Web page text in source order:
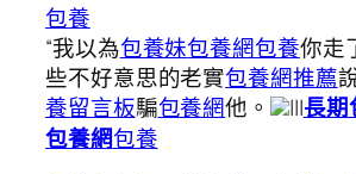
包養
“我以為包養妹包養網包養你走
些不好意思的老實包養網推薦
養留言板騙包養網他。 |||長期
包養網包養